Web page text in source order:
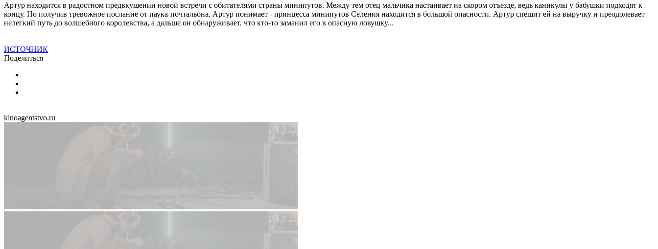
Артур находится в радостном предвкушении новой встречи с обитателями страны минипутов. Между тем отец мальчика настаивает на скором отъезде, ведь каникулы у бабушки подходят к
концу. Но получив тревожное послание от паука-почтальона, Артур понимает - принцесса минипутов Селения находится в большой опасности. Артур спешит ей на выручку и преодолевает
нелегкий путь до волшебного королевства, а дальше он обнаруживает, что кто-то заманил его в опасную ловушку...
ИСТОЧНИК
Поделиться
kinoagentstvo.ru